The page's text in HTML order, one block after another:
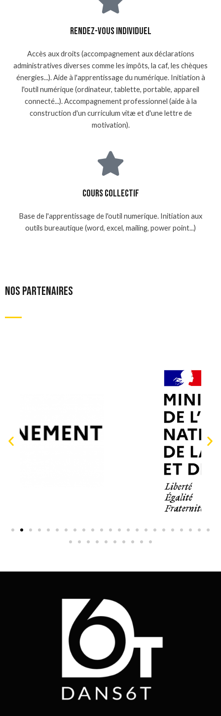
Rendez-vous individuel
Accès aux droits (accompagnement aux déclarations
administratives diverses comme les impôts, la caf, les chèques
énergies...). Aide à l'apprentissage du numérique. Initiation à
l'outil numérique (ordinateur, tablette, portable, appareil
connecté...). Accompagnement professionnel (aide à la
construction d'un curriculum vitæ et d'une lettre de
motivation).
Cours collectif
Base de l'apprentissage de l'outil numerique. Initiation aux
outils bureautique (word, excel, mailing, power point...)
NOS PARTENAIRES